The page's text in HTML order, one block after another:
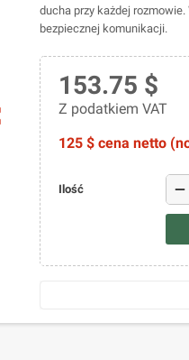
ducha przy każdej
bezpiecznej komunikacji.
153.75 $
Z podatkiem VAT
125 $ cena netto
Ilość remove